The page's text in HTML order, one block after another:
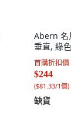
Abern 名
垂直, 綠
首購折扣價
$244
($81.33/1個)
缺貨